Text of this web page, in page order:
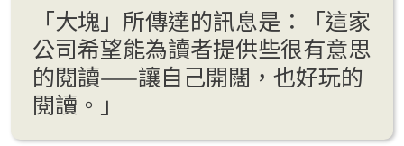
「大塊」所傳達的訊息是：「這家
公司希望能為讀者提供些很有意思
的閱讀——讓自己開闊，也好玩的
閱讀。」